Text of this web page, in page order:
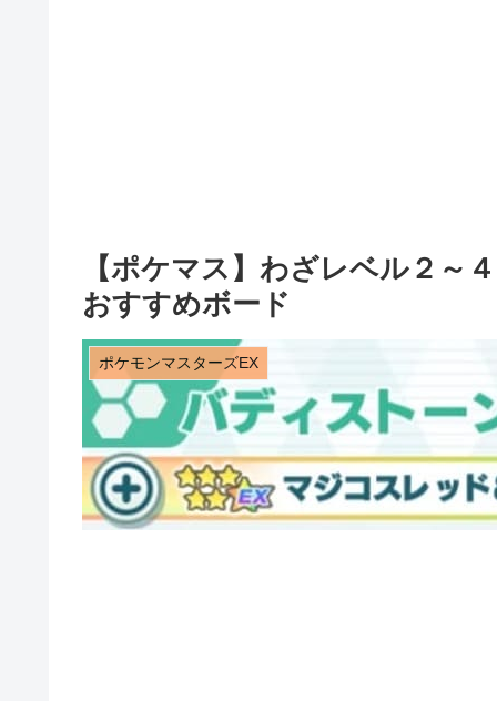
【ポケマス】わざレベル２
おすすめボード
ポケモンマスターズEX